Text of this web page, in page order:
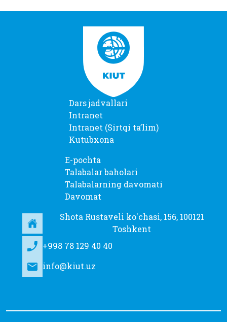
Dars jadvallari
Intranet
Intranet (Sirtqi taʼlim)
Kutubxona
E-pochta
Talabalar baholari
Talabalarning davomati
Davomat
Shota Rustaveli ko'chasi, 156, 100121
Toshkent
+998 78 129 40 40
info@kiut.uz